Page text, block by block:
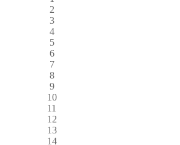
2
3
4
5
6
7
8
9
10
11
12
13
14